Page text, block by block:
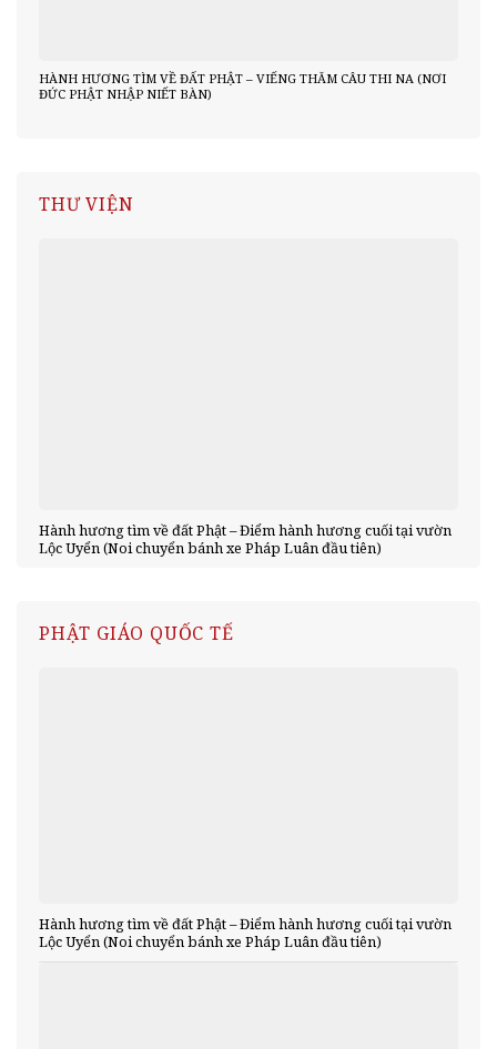
HÀNH HƯƠNG TÌM VỀ ĐẤT PHẬT – VIẾNG THĂM CÂU THI NA (NƠI
ĐỨC PHẬT NHẬP NIẾT BÀN)
THƯ VIỆN
Hành hương tìm về đất Phật – Điểm hành hương cuối tại vườn
Lộc Uyển (Noi chuyển bánh xe Pháp Luân đầu tiên)
PHẬT GIÁO QUỐC TẾ
Hành hương tìm về đất Phật – Điểm hành hương cuối tại vườn
Lộc Uyển (Noi chuyển bánh xe Pháp Luân đầu tiên)